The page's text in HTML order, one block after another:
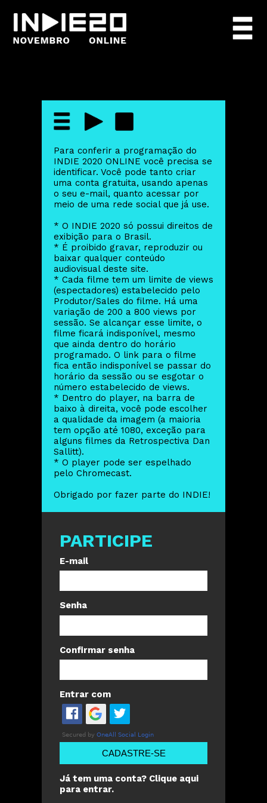
Para conferir a programação do
INDIE 2020 ONLINE você precisa se
identificar. Você pode tanto criar
uma conta gratuita, usando apenas
o seu e-mail, quanto acessar por
meio de uma rede social que já use.
* O INDIE 2020 só possui direitos de
exibição para o Brasil.
* É proibido gravar, reproduzir ou
baixar qualquer conteúdo
audiovisual deste site.
* Cada filme tem um limite de views
(espectadores) estabelecido pelo
Produtor/Sales do filme. Há uma
variação de 200 a 800 views por
sessão. Se alcançar esse limite, o
filme ficará indisponível, mesmo
que ainda dentro do horário
programado. O link para o filme
fica então indisponível se passar do
horário da sessão ou se esgotar o
número estabelecido de views.
* Dentro do player, na barra de
baixo à direita, você pode escolher
a qualidade da imagem (a maioria
tem opção até 1080, exceção para
alguns filmes da Retrospectiva Dan
Sallitt).
* O player pode ser espelhado
pelo Chromecast.
Obrigado por fazer parte do INDIE!
PARTICIPE
E-mail
Senha
Confirmar senha
Entrar com
CADASTRE-SE
Já tem uma conta? Clique aqui
para entrar.